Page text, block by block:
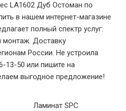
LA1602 Дуб Остоман по
в нашем интернет-магазине
полный спектр услуг:
монтаж. Доставку
России. Не устроила
13-50 или пишите на
выгодное предложение!
Ламинат SPC